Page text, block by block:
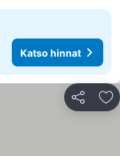
Katso hinnat
Jaa